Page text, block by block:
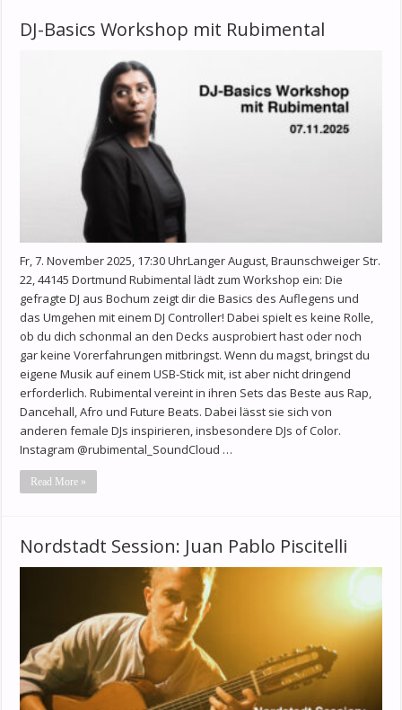
DJ-Basics Workshop mit Rubimental
Fr, 7. November 2025, 17:30 UhrLanger August, Braunschweiger Str.
22, 44145 Dortmund Rubimental lädt zum Workshop ein: Die
gefragte DJ aus Bochum zeigt dir die Basics des Auflegens und
das Umgehen mit einem DJ Controller! Dabei spielt es keine Rolle,
ob du dich schonmal an den Decks ausprobiert hast oder noch
gar keine Vorerfahrungen mitbringst. Wenn du magst, bringst du
eigene Musik auf einem USB-Stick mit, ist aber nicht dringend
erforderlich. Rubimental vereint in ihren Sets das Beste aus Rap,
Dancehall, Afro und Future Beats. Dabei lässt sie sich von
anderen female DJs inspirieren, insbesondere DJs of Color.
Instagram @rubimental_SoundCloud …
Read More »
Nordstadt Session: Juan Pablo Piscitelli